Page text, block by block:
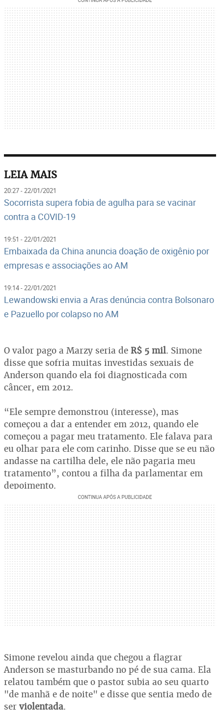
LEIA MAIS
20:27 - 22/01/2021
Socorrista supera fobia de agulha para se vacinar
contra a COVID-19
19:51 - 22/01/2021
Embaixada da China anuncia doação de oxigênio por
empresas e associações ao AM
19:14 - 22/01/2021
Lewandowski envia a Aras denúncia contra Bolsonaro
e Pazuello por colapso no AM
O valor pago a Marzy seria de R$ 5 mil. Simone
disse que sofria muitas investidas sexuais de
Anderson quando ela foi diagnosticada com
câncer, em 2012.
“Ele sempre demonstrou (interesse), mas
começou a dar a entender em 2012, quando ele
começou a pagar meu tratamento. Ele falava para
eu olhar para ele com carinho. Disse que se eu não
andasse na cartilha dele, ele não pagaria meu
tratamento”, contou a filha da parlamentar em
depoimento.
Simone revelou ainda que chegou a flagrar
Anderson se masturbando no pé de sua cama. Ela
relatou também que o pastor subia ao seu quarto
"de manhã e de noite" e disse que sentia medo de
ser violentada.